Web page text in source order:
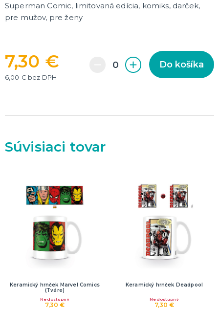
HALLOWEEN
Doplnky na Halloween
Halloweenska výzdoba
ĎALŠIE KATEGÓRIE
Superman Comic, limitovaná edícia, komiks, darček,
pre mužov, pre ženy
7,30 €
6,00 € bez DPH
Do košíka
Súvisiaci tovar
Keramický hrnček Marvel Comics
(Tváre)
7,30 €
Nedostupný
Keramický hrnček Deadpool
7,30 €
Nedostupný